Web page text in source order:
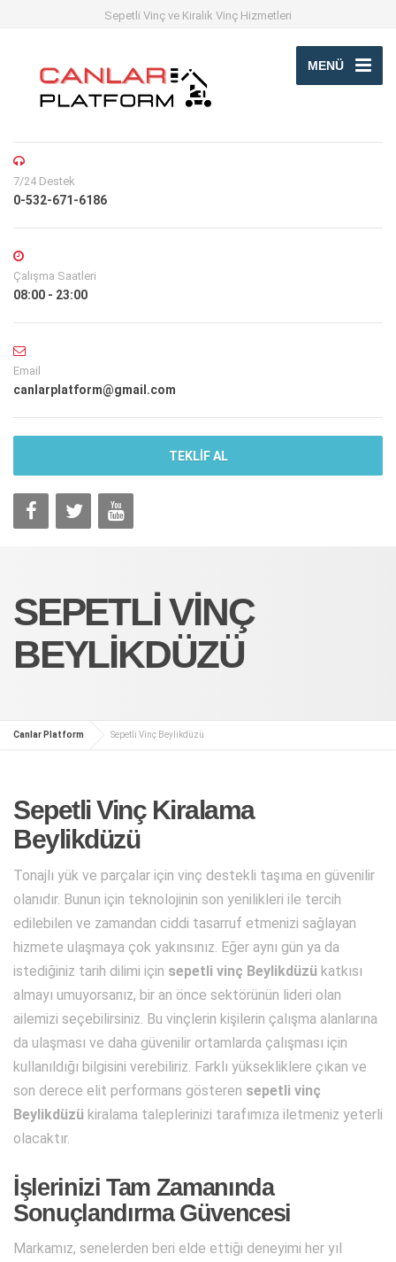
Sepetli Vinç ve Kiralık Vinç Hizmetleri
MENÜ
7/24 Destek
0-532-671-6186
Çalışma Saatleri
08:00 - 23:00
Email
canlarplatform@gmail.com
TEKLİF AL
SEPETLI VINÇ
BEYLIKDÜZÜ
Canlar Platform Sepetli Vinç Beylikdüzü
Sepetli Vinç Kiralama
Beylikdüzü
Tonajlı yük ve parçalar için vinç destekli taşıma en güvenilir
olanıdır. Bunun için teknolojinin son yenilikleri ile tercih
edilebilen ve zamandan ciddi tasarruf etmenizi sağlayan
hizmete ulaşmaya çok yakınsınız. Eğer aynı gün ya da
istediğiniz tarih dilimi için sepetli vinç Beylikdüzü katkısı
almayı umuyorsanız, bir an önce sektörünün lideri olan
ailemizi seçebilirsiniz. Bu vinçlerin kişilerin çalışma alanlarına
da ulaşması ve daha güvenilir ortamlarda çalışması için
kullanıldığı bilgisini verebiliriz. Farklı yüksekliklere çıkan ve
son derece elit performans gösteren sepetli vinç
Beylikdüzü kiralama taleplerinizi tarafımıza iletmeniz yeterli
olacaktır.
İşlerinizi Tam Zamanında
Sonuçlandırma Güvencesi
Markamız, senelerden beri elde ettiği deneyimi her yıl